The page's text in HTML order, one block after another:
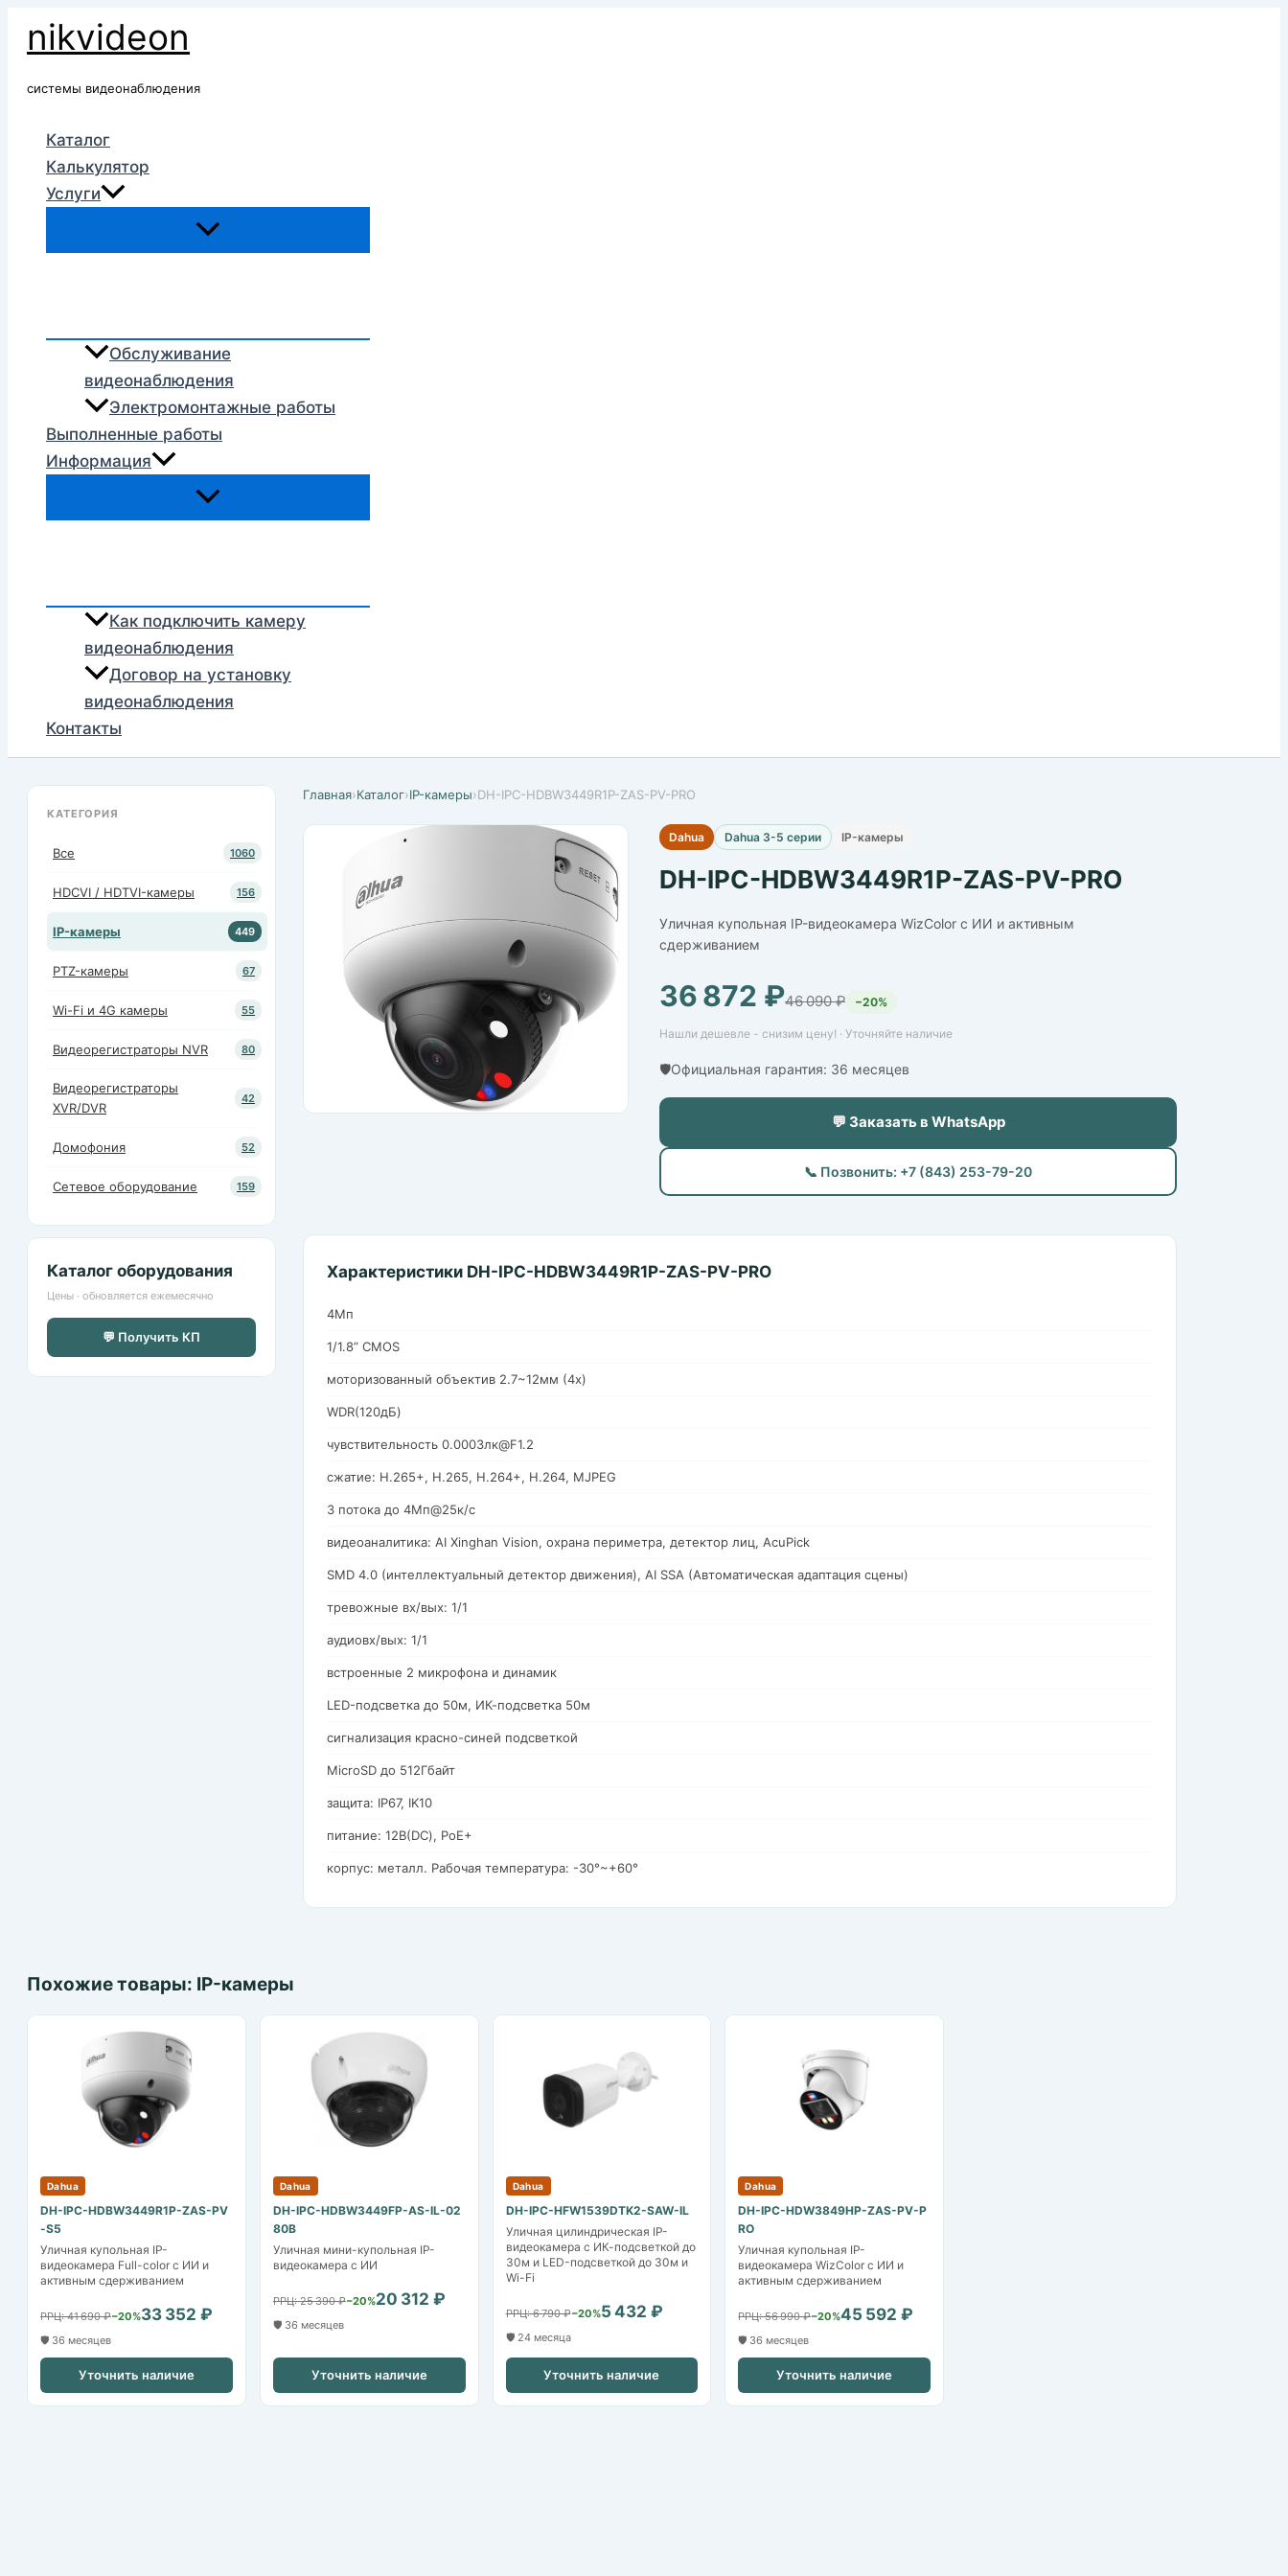
Перейти
nikvideon
системы видеонаблюдения
Каталог
Калькулятор
Услуги
Обслуживание
видеонаблюдения
Электромонтажные работы
Выполненные работы
Информация
Как подключить камеру
видеонаблюдения
Договор на установку
видеонаблюдения
Контакты
КАТЕГОРИЯ
Все 1060
HDCVI / HDTVI-камеры 156
IP-камеры 449
PTZ-камеры 67
Wi-Fi и 4G камеры 55
Видеорегистраторы NVR 80
Видеорегистраторы
XVR/DVR
42
Домофония 52
Сетевое оборудование 159
Каталог оборудования
Цены · обновляется ежемесячно
💬 Получить КП
Главная›Каталог›IP-камеры›DH-IPC-HDBW3449R1P-ZAS-PV-PRO
Dahua Dahua 3-5 серии IP-камеры
DH-IPC-HDBW3449R1P-ZAS-PV-PRO
Уличная купольная IP-видеокамера WizColor с ИИ и активным
сдерживанием
36 872 ₽46 090 ₽ −20%
Нашли дешевле - снизим цену! · Уточняйте наличие
🛡️Официальная гарантия: 36 месяцев
💬 Заказать в WhatsApp
📞 Позвонить: +7 (843) 253-79-20
Характеристики DH-IPC-HDBW3449R1P-ZAS-PV-PRO
4Мп
1/1.8” CMOS
моторизованный объектив 2.7~12мм (4x)
WDR(120дБ)
чувствительность 0.0003лк@F1.2
сжатие: H.265+, H.265, H.264+, H.264, MJPEG
3 потока до 4Мп@25к/с
видеоаналитика: AI Xinghan Vision, охрана периметра, детектор лиц, AcuPick
SMD 4.0 (интеллектуальный детектор движения), AI SSA (Автоматическая адаптация сцены)
тревожные вх/вых: 1/1
аудиовх/вых: 1/1
встроенные 2 микрофона и динамик
LED-подсветка до 50м, ИК-подсветка 50м
сигнализация красно-синей подсветкой
MicroSD до 512Гбайт
защита: IP67, IK10
питание: 12В(DC), PoE+
корпус: металл. Рабочая температура: -30°~+60°
Похожие товары: IP-камеры
Dahua
DH-IPC-HDBW3449R1P-ZAS-PV
-S5
Уличная купольная IP-
видеокамера Full-color с ИИ и
активным сдерживанием
РРЦ: 41 690 ₽−20%33 352 ₽
🛡️ 36 месяцев
Уточнить наличие
Dahua
DH-IPC-HDBW3449FP-AS-IL-02
80B
Уличная мини-купольная IP-
видеокамера с ИИ
РРЦ: 25 390 ₽−20%20 312 ₽
🛡️ 36 месяцев
Уточнить наличие
Dahua
DH-IPC-HFW1539DTK2-SAW-IL
Уличная цилиндрическая IP-
видеокамера с ИК-подсветкой до
30м и LED-подсветкой до 30м и
Wi-Fi
РРЦ: 6 790 ₽−20%5 432 ₽
🛡️ 24 месяца
Уточнить наличие
Dahua
DH-IPC-HDW3849HP-ZAS-PV-P
RO
Уличная купольная IP-
видеокамера WizColor с ИИ и
активным сдерживанием
РРЦ: 56 990 ₽−20%45 592 ₽
🛡️ 36 месяцев
Уточнить наличие